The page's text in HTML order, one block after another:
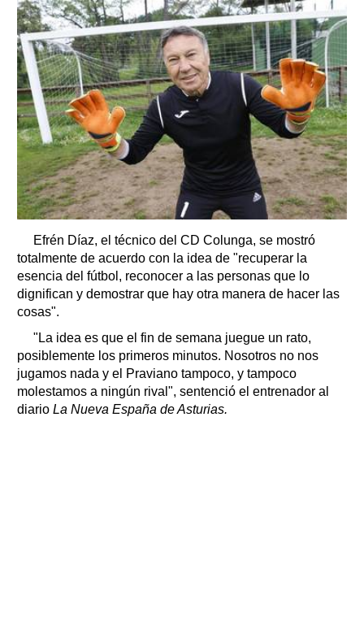
Efrén Díaz, el técnico del CD Colunga, se mostró
totalmente de acuerdo con la idea de "recuperar la
esencia del fútbol, reconocer a las personas que lo
dignifican y demostrar que hay otra manera de hacer las
cosas".
"La idea es que el fin de semana juegue un rato,
posiblemente los primeros minutos. Nosotros no nos
jugamos nada y el Praviano tampoco, y tampoco
molestamos a ningún rival", sentenció el entrenador al
diario La Nueva España de Asturias.